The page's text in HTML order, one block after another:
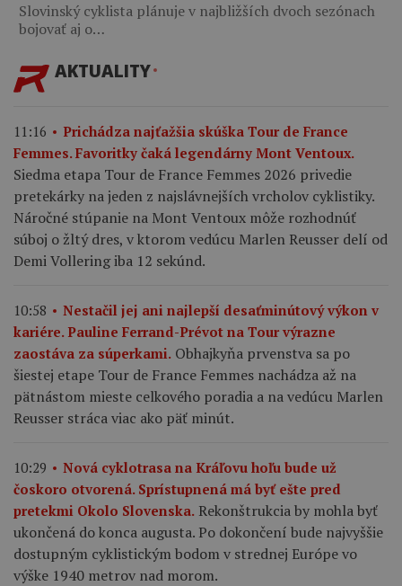
Slovinský cyklista plánuje v najbližších dvoch sezónach
bojovať aj o…
AKTUALITY
11:16
Prichádza najťažšia skúška Tour de France
Femmes. Favoritky čaká legendárny Mont Ventoux.
Siedma etapa Tour de France Femmes 2026 privedie
pretekárky na jeden z najslávnejších vrcholov cyklistiky.
Náročné stúpanie na Mont Ventoux môže rozhodnúť
súboj o žltý dres, v ktorom vedúcu Marlen Reusser delí od
Demi Vollering iba 12 sekúnd.
10:58
Nestačil jej ani najlepší desaťminútový výkon v
kariére. Pauline Ferrand-Prévot na Tour výrazne
zaostáva za súperkami. Obhajkyňa prvenstva sa po
šiestej etape Tour de France Femmes nachádza až na
pätnástom mieste celkového poradia a na vedúcu Marlen
Reusser stráca viac ako päť minút.
10:29
Nová cyklotrasa na Kráľovu hoľu bude už
čoskoro otvorená. Sprístupnená má byť ešte pred
pretekmi Okolo Slovenska. Rekonštrukcia by mohla byť
ukončená do konca augusta. Po dokončení bude najvyššie
dostupným cyklistickým bodom v strednej Európe vo
výške 1940 metrov nad morom.